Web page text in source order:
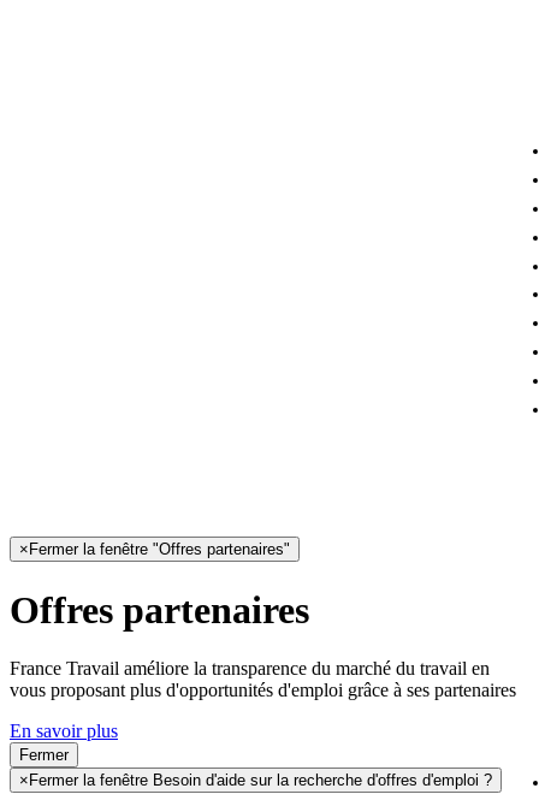
× Fermer la fenêtre "Offres partenaires"
Offres partenaires
France Travail améliore la transparence du marché du travail en
vous proposant plus d'opportunités d'emploi grâce à ses partenaires
En savoir plus
Fermer
× Fermer la fenêtre Besoin d'aide sur la recherche d'offres d'emploi ?